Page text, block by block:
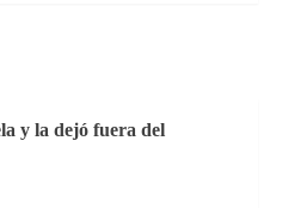
y la dejó fuera del